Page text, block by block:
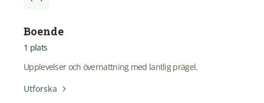
Boende
1 plats
Upplevelser och övernattning med lantlig prägel.
Utforska